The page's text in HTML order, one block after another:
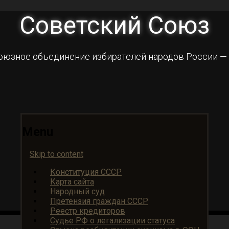
Советский Союз
объединение избирателей народов России
Skip to content
Конституция СССР
Карта сайта
Народный суд
Претензия граждан СССР
Реестр кредиторов
Судье РФ о легализации статуса